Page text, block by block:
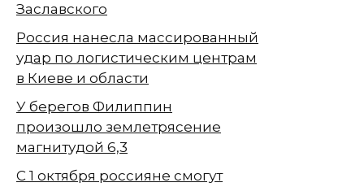
Заславского
Россия нанесла массированный
удар по логистическим центрам
в Киеве и области
У берегов Филиппин
произошло землетрясение
магнитудой 6,3
С 1 октября россияне смогут